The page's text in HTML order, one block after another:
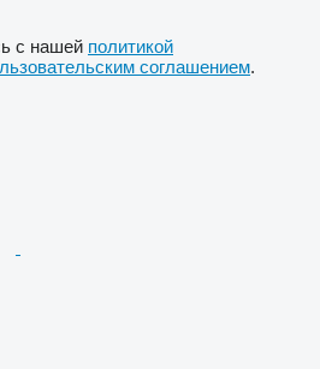
с нашей политикой
соглашением.